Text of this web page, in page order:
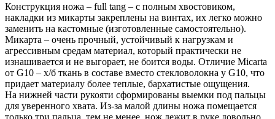
Конструкция ножа – full tang – с полным хвостовиком,
накладки из микарты закреплены на винтах, их легко можно
заменить на кастомные (изготовленные самостоятельно).
Микарта – очень прочный, устойчивый к нагрузкам и
агрессивным средам материал, который практически не
изнашивается и не выгорает, не боится воды. Отличие Micarta
от G10 – х/б ткань в составе вместо стекловолокна у G10, что
придает материалу более теплые, бархатистые ощущения.
На нижней части рукояти сформированы выемки под пальцы
для уверенного хвата. Из-за малой длины ножа помещается
только три пальца, тем не менее, нож лежит в руке довольно